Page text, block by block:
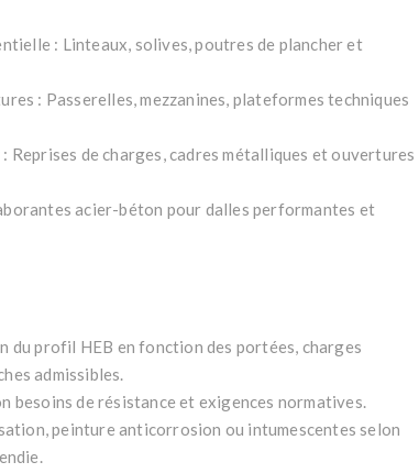
: Linteaux, solives, poutres de plancher et
: Passerelles, mezzanines, plateformes techniques
de charges, cadres métalliques et ouvertures
acier-béton pour dalles performantes et
du profil HEB en fonction des portées, charges
admissibles.
besoins de résistance et exigences normatives.
peinture anticorrosion ou intumescentes selon